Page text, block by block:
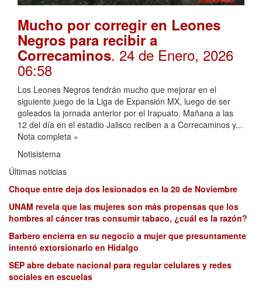
Mucho por corregir en Leones
Negros para recibir a
Correcaminos. 24 de Enero, 2026
06:58
Los Leones Negros tendrán mucho que mejorar en el
siguiente juego de la Liga de Expansión MX, luego de ser
goleados la jornada anterior por el Irapuato. Mañana a las
12 del día en el estadio Jalisco reciben a a Correcaminos y...
Nota completa »
Notisistema
Últimas noticias
Choque entre deja dos lesionados en la 20 de Noviembre
UNAM revela que las mujeres son más propensas que los
hombres al cáncer tras consumir tabaco, ¿cuál es la razón?
Barbero encierra en su negocio a mujer que presuntamente
intentó extorsionarlo en Hidalgo
SEP abre debate nacional para regular celulares y redes
sociales en escuelas